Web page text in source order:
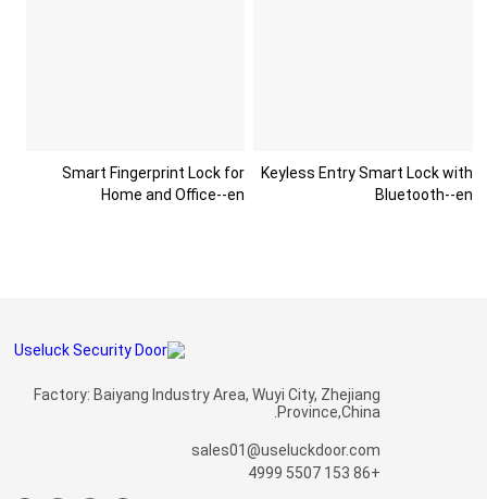
Keyless Entry Smart Lock with
Bluetooth--en
Smart Fingerprint Lock for
Home and Office--en
Factory: Baiyang Industry Area, Wuyi City, Zhejiang
Province,China.
sales01@useluckdoor.com
+86 153 5507 4999